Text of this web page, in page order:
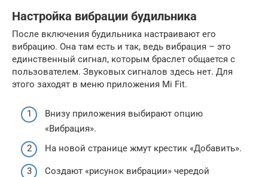
Настройка вибрации будильника
После включения будильника настраивают его
вибрацию. Она там есть и так, ведь вибрация – это
единственный сигнал, которым браслет общается с
пользователем. Звуковых сигналов здесь нет. Для
этого заходят в меню приложения Mi Fit.
Внизу приложения выбирают опцию
«Вибрация».
На новой странице жмут крестик «Добавить».
Создают «рисунок вибрации» чередой